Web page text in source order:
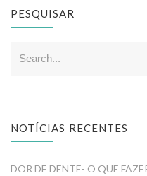
PESQUISAR
NOTÍCIAS RECENTES
DOR DE DENTE- O QUE